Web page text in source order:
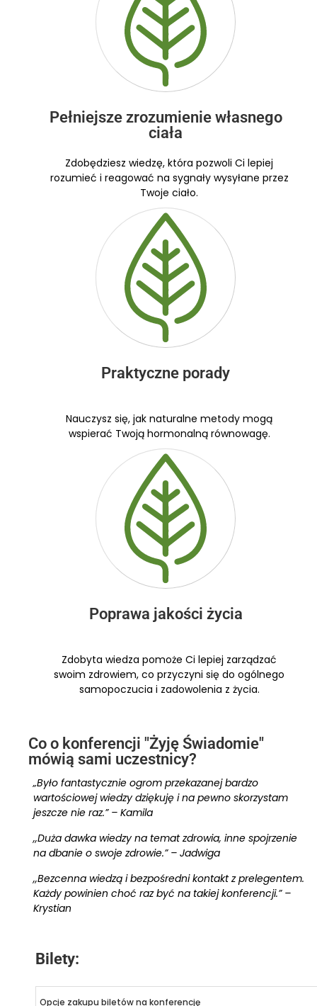
Pełniejsze zrozumienie własnego
ciała
Zdobędziesz wiedzę, która pozwoli Ci lepiej
rozumieć i reagować na sygnały wysyłane przez
Twoje ciało.
Praktyczne porady
Nauczysz się, jak naturalne metody mogą
wspierać Twoją hormonalną równowagę.
Poprawa jakości życia
Zdobyta wiedza pomoże Ci lepiej zarządzać
swoim zdrowiem, co przyczyni się do ogólnego
samopoczucia i zadowolenia z życia.
Co o konferencji "Żyję Świadomie"
mówią sami uczestnicy?
„Było fantastycznie ogrom przekazanej bardzo
wartościowej wiedzy dziękuję i na pewno skorzystam
jeszcze nie raz.” – Kamila
,,Duża dawka wiedzy na temat zdrowia, inne spojrzenie
na dbanie o swoje zdrowie.” – Jadwiga
,,Bezcenna wiedzą i bezpośredni kontakt z prelegentem.
Każdy powinien choć raz być na takiej konferencji.” –
Krystian
Bilety:
Opcje zakupu biletów na konferencję